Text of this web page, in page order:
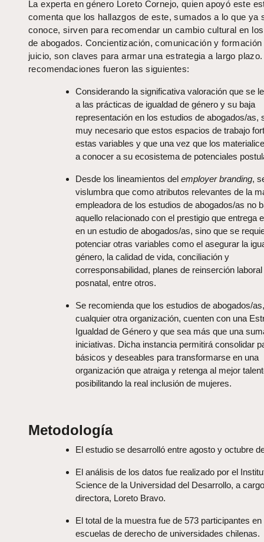
La experta en género Loreto Cornejo, quien apoyó este
comenta que los hallazgos de este, sumados a lo que ya
conoce, sirven para recomendar un cambio cultural en
de abogados. Concientización, comunicación y formación
juicio, son claves para armar una estrategia a largo
recomendaciones fueron las siguientes:
Considerando la significativa valoración que se
a las prácticas de igualdad de género y su baja
representación en los estudios de abogados/as,
muy necesario que estos espacios de trabajo
estas variables y que una vez que los
a conocer a su ecosistema de potenciales
Desde los lineamientos del employer branding,
vislumbra que como atributos relevantes de la
empleadora de los estudios de abogados/as no
aquello relacionado con el prestigio que entrega
en un estudio de abogados/as, sino que se
potenciar otras variables como el asegurar la
género, la calidad de vida, conciliación y
corresponsabilidad, planes de reinserción laboral
posnatal, entre otros.
Se recomienda que los estudios de abogados/
cualquier otra organización, cuenten con una
Igualdad de Género y que sea más que una
iniciativas. Dicha instancia permitirá consolidar
básicos y deseables para transformarse en una
organización que atraiga y retenga al mejor
posibilitando la real inclusión de mujeres.
Metodología
El estudio se desarrolló entre agosto y octubre
El análisis de los datos fue realizado por el
Science de la Universidad del Desarrollo, a
directora, Loreto Bravo.
El total de la muestra fue de 573 participantes en
escuelas de derecho de universidades chilenas.